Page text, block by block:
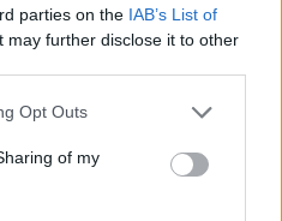
parties on the IAB’s List of
may further disclose it to other
uses one or more Google
behaviour. You may click to
and its third-party tags to
purposes in below Google
Opt Outs
of my
che devi sapere